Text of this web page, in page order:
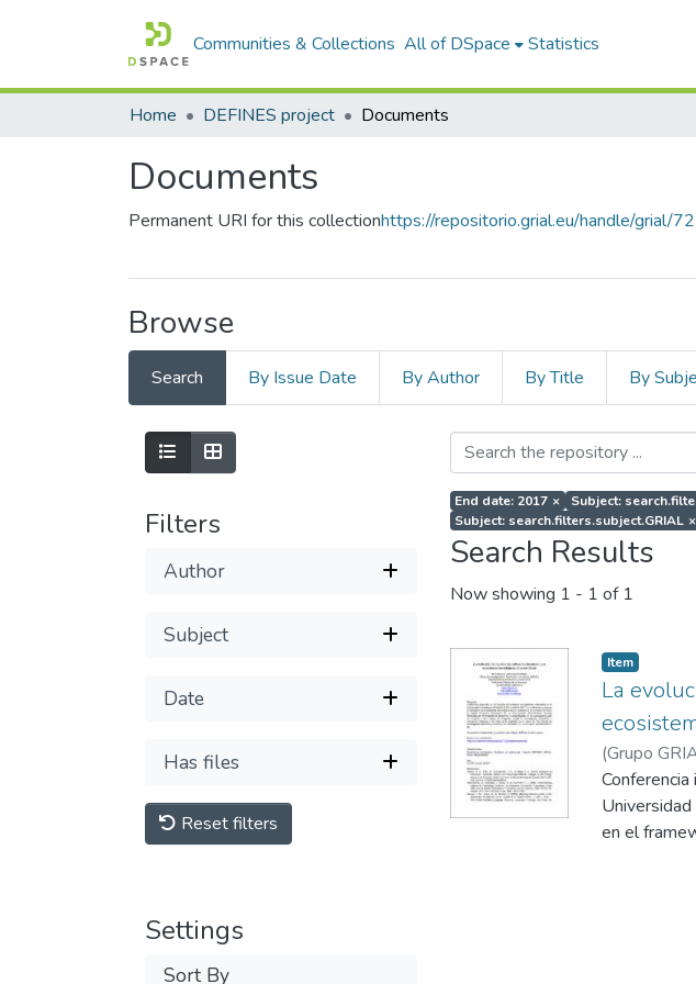
Communities & Collections All of DSpace Statistics
Home DEFINES project Documents
Documents
Permanent URI for this collectionhttps://repositorio.grial.eu/handle/grial/
Browse
Search By Issue Date By Author By Title By
Filters
Author
Subject
Date
Has files
Reset filters
Settings
Sort By
End date: 2017 × Subject:
Subject: search.filters.subject.GRIAL ×
Search Results
Now showing 1 - 1 of 1
Item
La
(Grupo
en el